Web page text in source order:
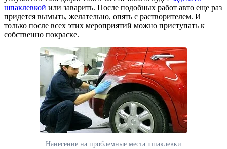
шпаклевкой или заварить. После подобных работ авто еще раз
придется вымыть, желательно, опять с растворителем. И
только после всех этих мероприятий можно приступать к
собственно покраске.
Нанесение на проблемные места шпаклевки